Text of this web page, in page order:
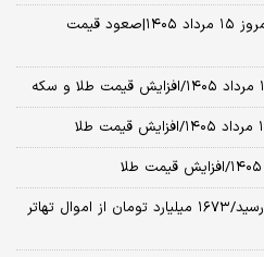
قیمت سکه، نیم سکه و ربع سکه امروز ۱۵ مرداد ۱۴۰۵|صعود قیمت
پرونده تراستی‌ها به مرحله وصول رسید/۱۶۷۳ میلیارد تومان از اموال تهاتر